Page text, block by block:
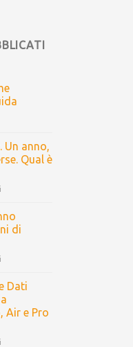
Un anno,
Qual è
di
Dati
Air e Pro